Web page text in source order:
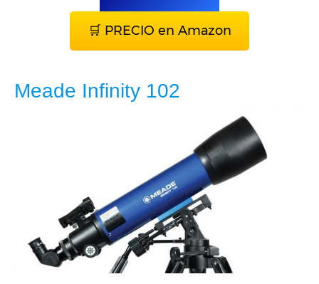
🛒 PRECIO en Amazon
Meade Infinity 102